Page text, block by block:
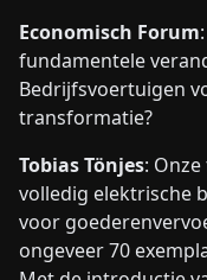
Economisch Forum
fundamentele
Bedrijfsvoertuigen
transformatie?
Tobias Tönjes:
volledig elektrische
voor
ongeveer 70